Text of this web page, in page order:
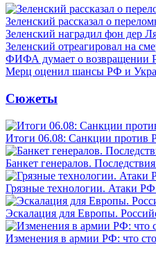
Зеленский рассказал о
Зеленский наградил фон дер
Зеленский отреагировал на
ФИФА думает о возвращении
Мерц оценил шансы РФ и
Сюжеты
Итоги 06.08: Санкции против
Банкет генералов.
Грязные технологии. Атаки
Эскалация для Европы.
Изменения в армии РФ: что